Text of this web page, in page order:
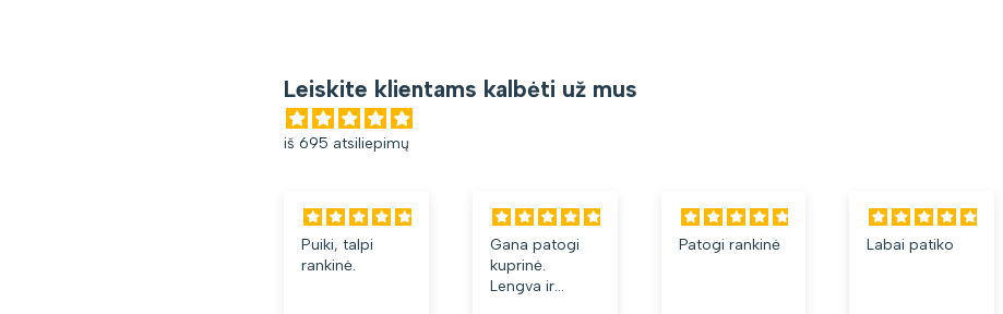
Leiskite klientams kalbėti už mus
iš 695 atsiliepimų
Puiki, talpi
rankinė.
Gana patogi
kuprinė.
Lengva ir
Patogi rankinė Labai patiko